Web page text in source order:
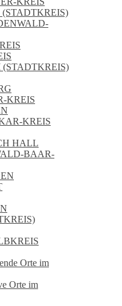
(STADTKREIS)
KREIS
KREIS
HALL
BAAR-
Orte im
Orte im